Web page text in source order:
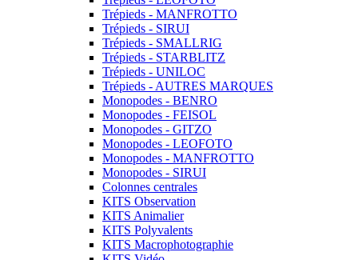
Trépieds - MANFROTTO
Trépieds - SIRUI
Trépieds - SMALLRIG
Trépieds - STARBLITZ
Trépieds - UNILOC
Trépieds - AUTRES MARQUES
Monopodes - BENRO
Monopodes - FEISOL
Monopodes - GITZO
Monopodes - LEOFOTO
Monopodes - MANFROTTO
Monopodes - SIRUI
Colonnes centrales
KITS Observation
KITS Animalier
KITS Polyvalents
KITS Macrophotographie